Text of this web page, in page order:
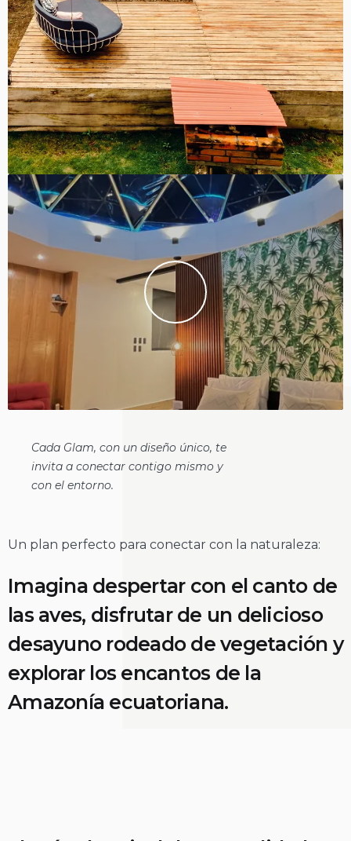
Cada Glam, con un diseño único, te
invita a conectar contigo mismo y
con el entorno.
Un plan perfecto para conectar con la naturaleza:
Imagina despertar con el canto de
las aves, disfrutar de un delicioso
desayuno rodeado de vegetación y
explorar los encantos de la
Amazonía ecuatoriana.